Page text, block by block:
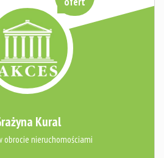
Kural
obrocie nieruchomościami